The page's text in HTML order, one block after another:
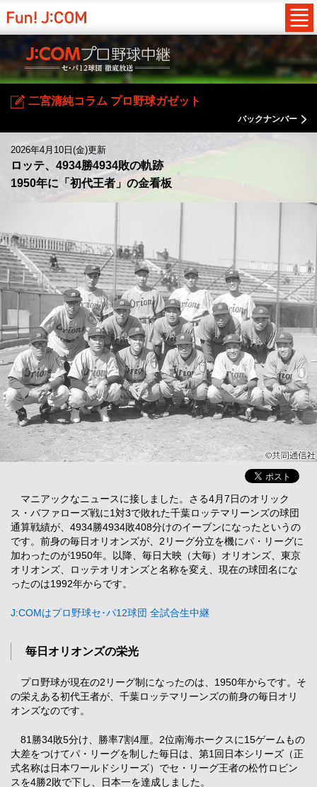
二宮清純コラム プロ野球ガゼット
バックナンバー
2026年4月10日(金)更新
ロッテ、4934勝4934敗の軌跡
1950年に「初代王者」の金看板
マニアックなニュースに接しました。さる4月7日のオリック
ス・バファローズ戦に1対3で敗れた千葉ロッテマリーンズの球団
通算戦績が、4934勝4934敗408分けのイーブンになったというの
です。前身の毎日オリオンズが、2リーグ分立を機にパ・リーグに
加わったのが1950年。以降、毎日大映（大毎）オリオンズ、東京
オリオンズ、ロッテオリオンズと名称を変え、現在の球団名にな
ったのは1992年からです。
J:COMはプロ野球セ･パ12球団 全試合生中継
毎日オリオンズの栄光
プロ野球が現在の2リーグ制になったのは、1950年からです。そ
の栄えある初代王者が、千葉ロッテマリーンズの前身の毎日オリ
オンズなのです。
81勝34敗5分け、勝率7割4厘。2位南海ホークスに15ゲームもの
大差をつけてパ・リーグを制した毎日は、第1回日本シリーズ（正
式名称は日本ワールドシリーズ）でセ・リーグ王者の松竹ロビン
スを4勝2敗で下し、日本一を達成しました。